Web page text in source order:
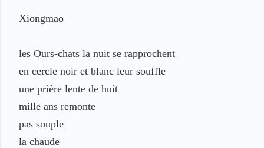
Xiongmao
les Ours-chats la nuit se rapprochent
en cercle noir et blanc leur souffle
une prière lente de huit
mille ans remonte
pas souple
la chaude